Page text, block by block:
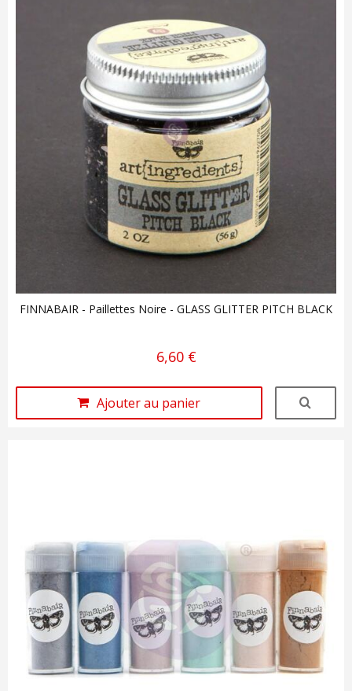
FINNABAIR - Paillettes Noire - GLASS GLITTER PITCH BLACK
6,60 €
Ajouter au panier